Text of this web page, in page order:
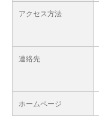
アクセス方法
連絡先
ホームページ